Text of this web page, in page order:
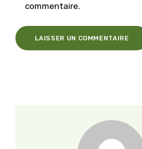
commentaire.
LAISSER UN COMMENTAIRE